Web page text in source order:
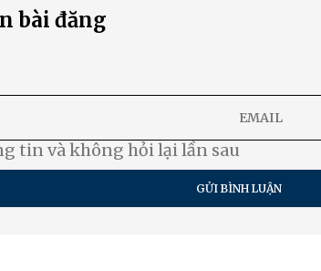
bài đăng
tin và không hỏi lại lần sau
GỬI BÌNH LUẬN